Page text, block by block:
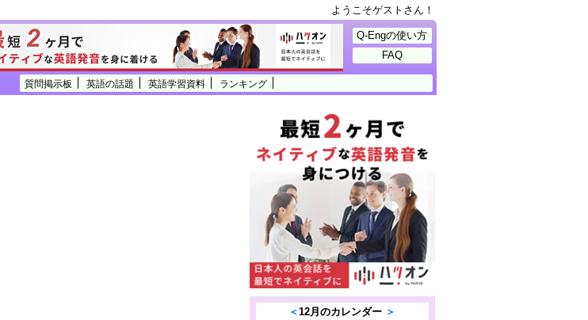
ようこそゲストさん！
質問掲示板 英語の話題 英語学習資料 ランキング
Q-Engの使い方
FAQ
＜12月のカレンダー ＞